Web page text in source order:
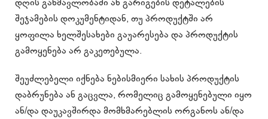
შეჯამების დოკუმენტიდან, თუ პროდუქტში არ
ყოფილა ხელშესახები გაუარესება და პროდუქტის
გამოყენება არ გაკეთებულა.
შეუძლებელი იქნება ნებისმიერი სახის პროდუქტის
დაბრუნება ან გაცვლა, რომელიც გამოყენებული იყო
ან/და დაუკავშირდა მომხმარებლის ორგანოს ან/და